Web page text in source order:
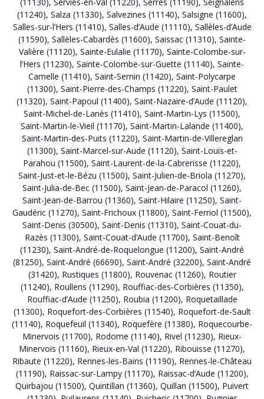
(11130), Serviès-en-Val (11220), Serres (11190), Seignalens
(11240), Salza (11330), Salvezines (11140), Salsigne (11600),
Salles-sur-l’Hers (11410), Salles-d’Aude (11110), Sallèles-d’Aude
(11590), Sallèles-Cabardès (11600), Saissac (11310), Sainte-
Valière (11120), Sainte-Eulalie (11170), Sainte-Colombe-sur-
l’Hers (11230), Sainte-Colombe-sur-Guette (11140), Sainte-
Camelle (11410), Saint-Sernin (11420), Saint-Polycarpe
(11300), Saint-Pierre-des-Champs (11220), Saint-Paulet
(11320), Saint-Papoul (11400), Saint-Nazaire-d’Aude (11120),
Saint-Michel-de-Lanès (11410), Saint-Martin-Lys (11500),
Saint-Martin-le-Vieil (11170), Saint-Martin-Lalande (11400),
Saint-Martin-des-Puits (11220), Saint-Martin-de-Villereglan
(11300), Saint-Marcel-sur-Aude (11120), Saint-Louis-et-
Parahou (11500), Saint-Laurent-de-la-Cabrerisse (11220),
Saint-Just-et-le-Bézu (11500), Saint-Julien-de-Briola (11270),
Saint-Julia-de-Bec (11500), Saint-Jean-de-Paracol (11260),
Saint-Jean-de-Barrou (11360), Saint-Hilaire (11250), Saint-
Gaudéric (11270), Saint-Frichoux (11800), Saint-Ferriol (11500),
Saint-Denis (30500), Saint-Denis (11310), Saint-Couat-du-
Razès (11300), Saint-Couat-d’Aude (11700), Saint-Benoît
(11230), Saint-André-de-Roquelongue (11200), Saint-André
(81250), Saint-André (66690), Saint-André (32200), Saint-André
(31420), Rustiques (11800), Rouvenac (11260), Routier
(11240), Roullens (11290), Rouffiac-des-Corbières (11350),
Rouffiac-d’Aude (11250), Roubia (11200), Roquetaillade
(11300), Roquefort-des-Corbières (11540), Roquefort-de-Sault
(11140), Roquefeuil (11340), Roquefère (11380), Roquecourbe-
Minervois (11700), Rodome (11140), Rivel (11230), Rieux-
Minervois (11160), Rieux-en-Val (11220), Ribouisse (11270),
Ribaute (11220), Rennes-les-Bains (11190), Rennes-le-Château
(11190), Raissac-sur-Lampy (11170), Raissac-d’Aude (11200),
Quirbajou (11500), Quintillan (11360), Quillan (11500), Puivert